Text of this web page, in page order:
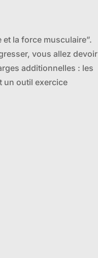
et la force musculaire”.
vous allez devoir
additionnelles : les
un outil exercice